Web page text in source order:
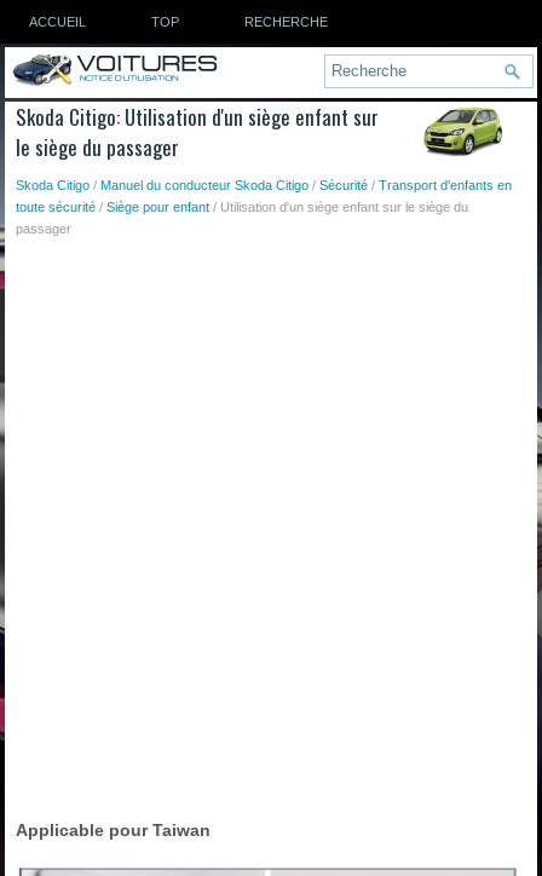
ACCUEIL TOP RECHERCHE
Skoda Citigo: Utilisation d'un siège enfant sur
le siège du passager
Skoda Citigo /Manuel du conducteur Skoda Citigo /Sécurité /Transport d'enfants en
toute sécurité /Siège pour enfant / Utilisation d'un siège enfant sur le siège du
passager
Applicable pour Taiwan